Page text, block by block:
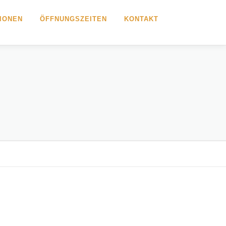
ÖFFNUNGSZEITEN KONTAKT